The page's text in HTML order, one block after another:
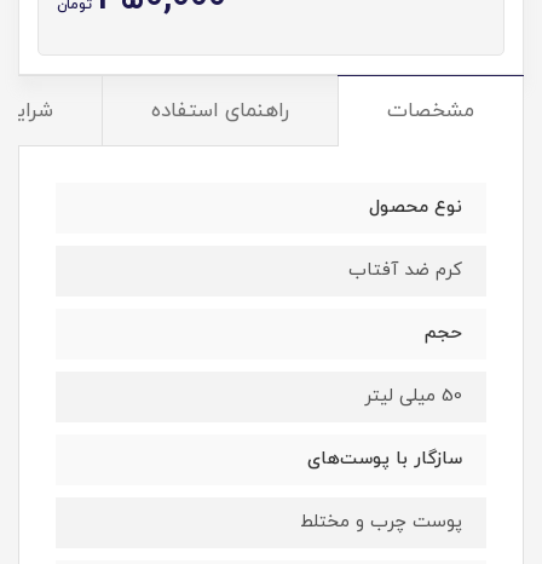
تومان
مشخصات راهنمای استفاده
نوع محصول
کرم ضد آفتاب
حجم
50 میلی لیتر
سازگار با پوست‌‌های
پوست چرب و مختلط